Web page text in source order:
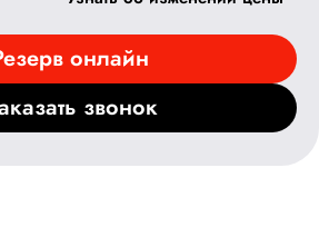
онлайн
звонок